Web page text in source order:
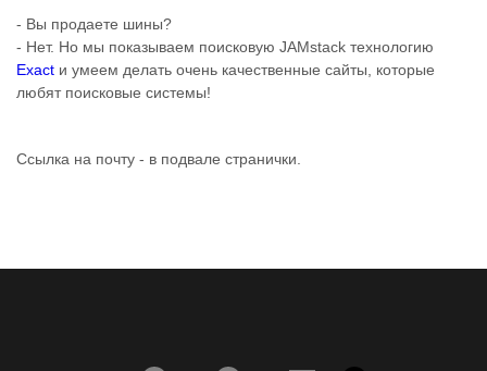
- Вы продаете шины?
- Нет. Но мы показываем поисковую JAMstack технологию
Exact и умеем делать очень качественные сайты, которые
любят поисковые системы!
Ссылка на почту - в подвале странички.